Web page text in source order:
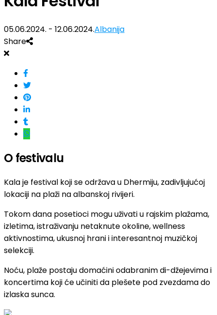
05.06.2024. - 12.06.2024.Albanija
Share
O festivalu
Kala je festival koji se održava u Dhermiju, zadivljujućoj
lokaciji na plaži na albanskoj rivijeri.
​Tokom dana posetioci mogu uživati u rajskim plažama,
izletima, istraživanju netaknute okoline, wellness
aktivnostima, ukusnoj hrani i interesantnoj muzičkoj
selekciji.
Noću, plaže postaju domaćini odabranim di-džejevima i
koncertima koji će učiniti da plešete pod zvezdama do
izlaska sunca.